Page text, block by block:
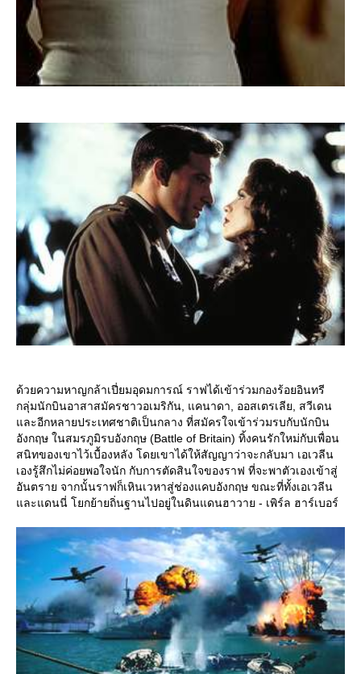
ด้วยความหาญกล้าเปี่ยมอุดมการณ์ ราฟได้เข้าร่วมกองร้อยอินทรี
กลุ่มนักบินอาสาสมัครชาวอเมริกัน, แคนาดา, ออสเตรเลีย, สวีเดน
ละอีกหลายประเทศชาติเป็นกลาง ที่สมัครใจเข้าร่วมรบกับนักบิน
อังกฤษ ในสมรภูมิรบอังกฤษ (Battle of Britain) ทิ้งคนรักใหม่กับเพื่อน
สนิทของเขาไว้เบื้องหลัง โดยเขาได้ให้สัญญาว่าจะกลับมา เอเวลีน
เองรู้สึกไม่ค่อยพอใจนัก กับการตัดสินใจของราฟ ที่จะพาตัวเองเข้าสู่
อันตราย จากนั้นราฟก็เหินเวหาสู่ช่องแคบอังกฤษ ขณะที่ทั้งเอเวลีน
ละแดนนี่ โยกย้ายถิ่นฐานไปอยู่ในดินแดนฮาวาย - เพิร์ล ฮาร์เบอร์